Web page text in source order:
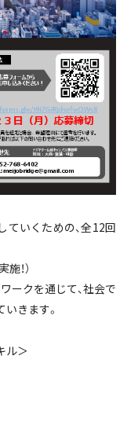
ていくための、全12回
！）
ークを通じて、社会で
きます。
ル＞